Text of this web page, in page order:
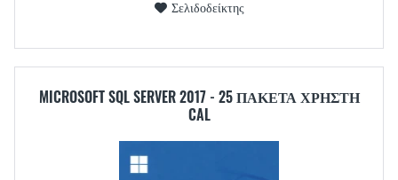
Σελιδοδείκτης
MICROSOFT SQL SERVER 2017 - 25 ΠΑΚΈΤΑ ΧΡΉΣΤΗ
CAL